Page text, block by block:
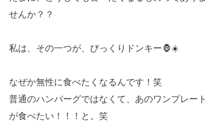
せんか？？
私は、その一つが、びっくりドンキー🦍☀️
なぜか無性に食べたくなるんです！笑
普通のハンバーグではなくて、あのワンプレート
が食べたい！！！と。笑